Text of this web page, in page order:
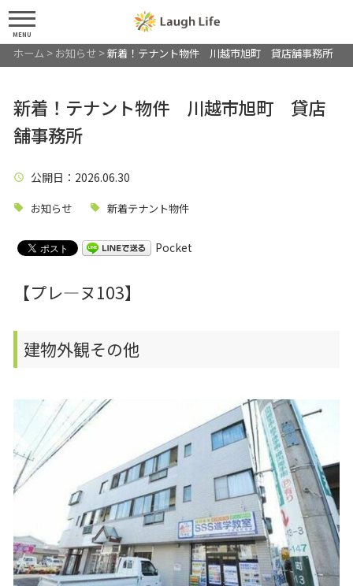
MENU
ホーム > お知らせ>新着！テナント物件 川越市旭町 貸店舗事務所
新着！テナント物件 川越市旭町 貸店
舗事務所
公開日 ：2026.06.30
お知らせ 新着テナント物件
Pocket
【プレ―ヌ103】
建物外観その他